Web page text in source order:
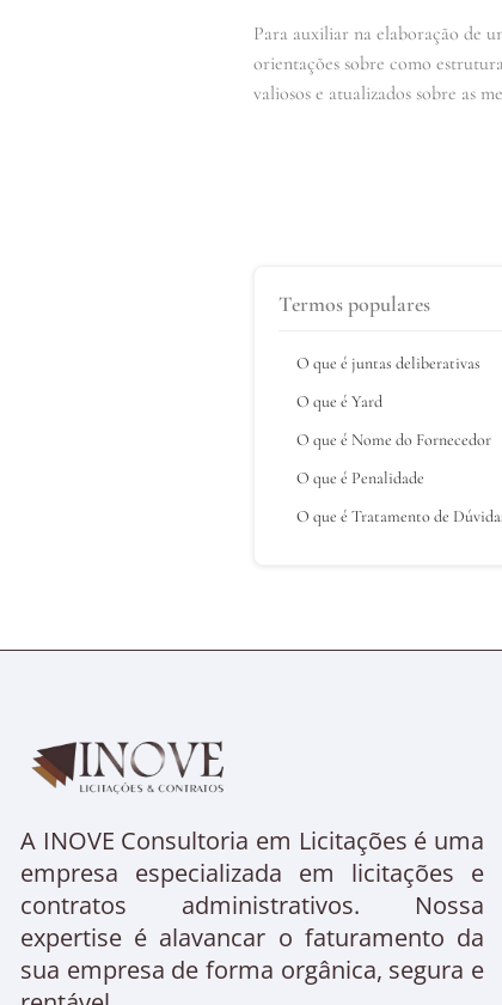
Para auxiliar na elaboração de
orientações sobre como
valiosos e atualizados sobre as
Termos populares
O que é juntas deliberativas
O que é Yard
O que é Nome do Fornecedor
O que é Penalidade
O que é Tratamento de
A INOVE Consultoria em Licitações é uma
empresa especializada em licitações e
contratos administrativos. Nossa
expertise é alavancar o faturamento da
sua empresa de forma orgânica, segura e